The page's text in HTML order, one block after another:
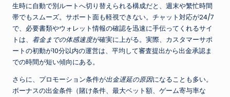
生時に自動で別ルートへ切り替えられる構成だと、週末や繁忙時間
帯でもスムーズ。サポート面も軽視できない。チャット対応が24/7
で、必要書類やウォレット情報の確認を迅速に手伝ってくれるサイ
トは、 着金までの体感速度が確実に上がる。実際、カスタマーサポ
ートの初動が10分以内の運営は、平均して審査提出から出金承認ま
での時間が短い傾向にある。
さらに、プロモーション条件が出金遅延の原因になることも多い。
ボーナスの出金条件（賭け条件、最大ベット額、ゲーム寄与率な